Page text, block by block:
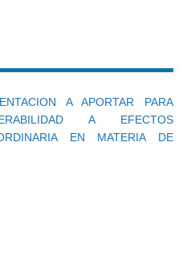
A APORTAR PARA
A EFECTOS
EN MATERIA DE